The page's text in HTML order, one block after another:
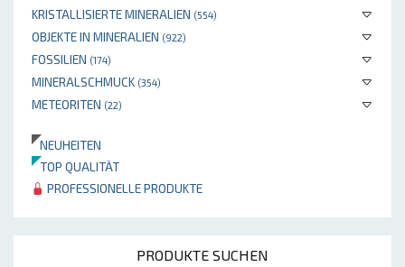
KRISTALLISIERTE MINERALIEN (554)
OBJEKTE IN MINERALIEN (922)
FOSSILIEN (174)
MINERALSCHMUCK (354)
METEORITEN (22)
NEUHEITEN
TOP QUALITÄT
PROFESSIONELLE PRODUKTE
PRODUKTE SUCHEN